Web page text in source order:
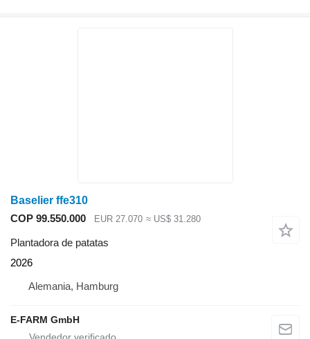
Baselier ffe310
COP 99.550.000
EUR 27.070 ≈ US$ 31.280
Plantadora de patatas
2026
Alemania, Hamburg
E-FARM GmbH